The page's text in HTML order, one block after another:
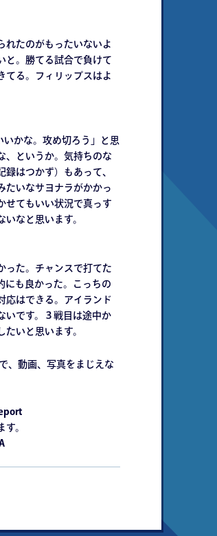
れたのがもったいないよ
と。勝てる試合で負けて
てる。フィリップスはよ
いかな。攻め切ろう」と思
、というか。気持ちのな
はつかず）もあって、
たいなサヨナラがかかっ
せてもいい状況で真っす
なと思います。
った。チャンスで打てた
にも良かった。こっちの
応はできる。アイランド
いです。３戦目は途中か
いと思います。
、動画、写真をまじえな
。